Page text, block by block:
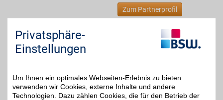
Zum Partnerprofil
5% Direktabzug
MEIN FISCHER SEIT 1832
Vielfalt von Top-Marken
zu Top-Preisen. Jetzt
auch mit BSW-Vorteil
Privatsphäre-
Einstellungen
Um Ihnen ein optimales Webseiten-Erlebnis zu bieten
verwenden wir Cookies, externe Inhalte und andere
Technologien. Dazu zählen Cookies, die für den Betrieb der